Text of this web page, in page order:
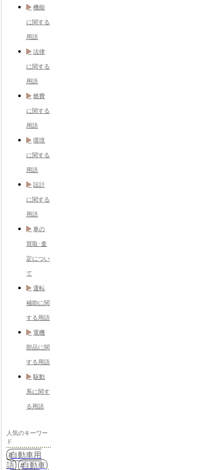
機能
に関する
用語
法律
に関する
用語
燃費
に関する
用語
環境
に関する
用語
設計
に関する
用語
車の
買取･査
定につい
て
運転
補助に関
する用語
電機
部品に関
する用語
駆動
系に関す
る用語
人気のキーワー
ド
自動車用
語
自動車